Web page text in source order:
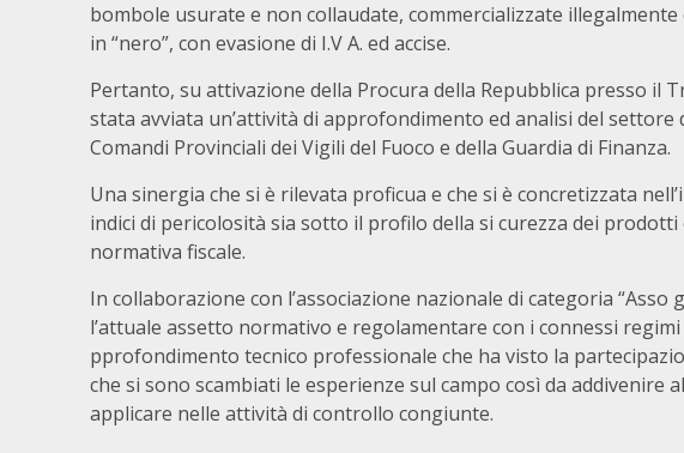
bombole usurate e non collaudate, commercializzate
in “nero”, con evasione di I.V A. ed accise.
Pertanto, su attivazione della Procura della Repubblica presso il
stata avviata un’attività di approfondimento ed analisi del settore
Comandi Provinciali dei Vigili del Fuoco e della Guardia di Finanza.
Una sinergia che si è rilevata proficua e che si è concretizzata
indici di pericolosità sia sotto il profilo della si curezza dei
normativa fiscale.
In collaborazione con l’associazione nazionale di categoria “Asso
l’attuale assetto normativo e regolamentare con i connessi
pprofondimento tecnico professionale che ha visto la
che si sono scambiati le esperienze sul campo così da
applicare nelle attività di controllo congiunte.